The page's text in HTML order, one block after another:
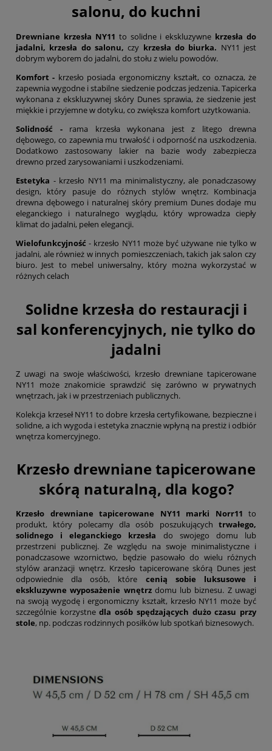
salonu, do kuchni
Drewniane krzesła NY11 to solidne i ekskluzywne krzesła do
jadalni, krzesła do salonu,czy krzesła do biurka. NY11 jest
dobrym wyborem do jadalni, do stołu z wielu powodów.
Komfort - krzesło posiada ergonomiczny kształt, co oznacza, że
zapewnia wygodne i stabilne siedzenie podczas jedzenia. Tapicerka
wykonana z ekskluzywnej skóry Dunes sprawia, że siedzenie jest
miękkie i przyjemne w dotyku, co zwiększa komfort użytkowania.
Solidność - rama krzesła wykonana jest z litego drewna
dębowego, co zapewnia mu trwałość i odporność na uszkodzenia.
Dodatkowo zastosowany lakier na bazie wody zabezpiecza
drewno przed zarysowaniami i uszkodzeniami.
Estetyka - krzesło NY11 ma minimalistyczny, ale ponadczasowy
design, który pasuje do różnych stylów wnętrz. Kombinacja
drewna dębowego i naturalnej skóry premium Dunes dodaje mu
eleganckiego i naturalnego wyglądu, który wprowadza ciepły
klimat do jadalni, pełen elegancji.
Wielofunkcyjność - krzesło NY11 może być używane nie tylko w
jadalni, ale również w innych pomieszczeniach, takich jak salon czy
biuro. Jest to mebel uniwersalny, który można wykorzystać w
różnych celach
Solidne krzesła do restauracji i
sal konferencyjnych, nie tylko do
jadalni
Z uwagi na swoje właściwości, krzesło drewniane tapicerowane
NY11 może znakomicie sprawdzić się zarówno w prywatnych
wnętrzach, jak i w przestrzeniach publicznych.
Kolekcja krzeseł NY11 to dobre krzesła certyfikowane, bezpieczne i
solidne, a ich wygoda i estetyka znacznie wpłyną na prestiż i odbiór
wnętrza komercyjnego.
Krzesło drewniane tapicerowane
skórą naturalną, dla kogo?
Krzesło drewniane tapicerowane NY11 marki Norr11 to
produkt, który polecamy dla osób poszukujących trwałego,
solidnego i eleganckiego krzesła do swojego domu lub
przestrzeni publicznej. Ze względu na swoje minimalistyczne i
ponadczasowe wzornictwo, będzie pasowało do wielu różnych
stylów aranżacji wnętrz. Krzesło tapicerowane skórą Dunes jest
odpowiednie dla osób, które cenią sobie luksusowe i
ekskluzywne wyposażenie wnętrzdomu lub biznesu. Z uwagi
na swoją wygodę i ergonomiczny kształt, krzesło NY11 może być
szczególnie korzystnedla osób spędzających dużo czasu przy
stole, np. podczas rodzinnych posiłków lub spotkań biznesowych.